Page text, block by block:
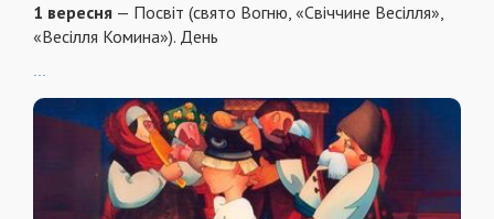
1 вересня — Посвіт (свято Вогню, «Свіччине Весілля»,
«Весілля Комина»). День